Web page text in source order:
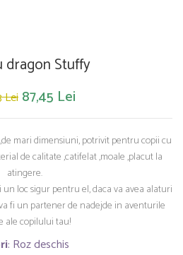
dragon Stuffy
Lei 87,45 Lei
mari dimensiuni, potrivit pentru copii cu
de calitate ,catifelat ,moale ,placut la
atingere.
loc sigur pentru el, daca va avea alaturi
fi un partener de nadejde in aventurile
ale copilului tau!
: Roz deschis